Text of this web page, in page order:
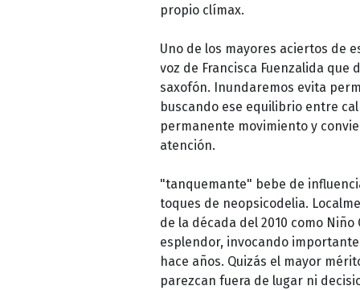
propio clímax.
Uno de los mayores aciertos de
voz de Francisca Fuenzalida
saxofón. Inundaremos evita
buscando ese equilibrio entre
permanente movimiento y
atención.
"tanquemante" bebe de
toques de neopsicodelia.
de la década del 2010 como
esplendor, invocando
hace años. Quizás el mayor
parezcan fuera de lugar ni